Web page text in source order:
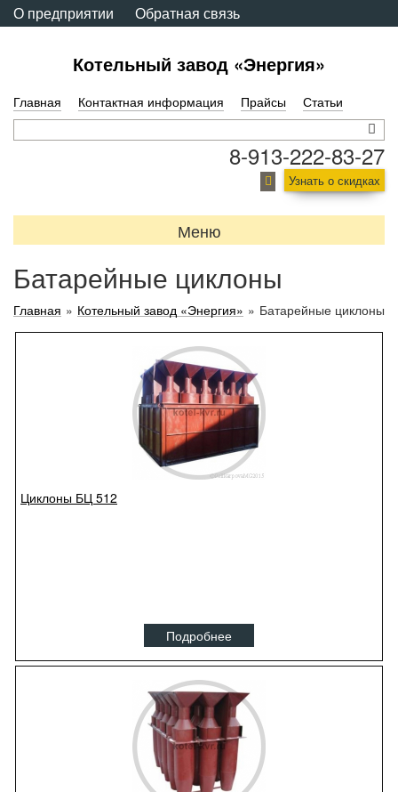
О предприятии Обратная связь
Котельный завод «Энергия»
Главная Контактная информация Прайсы Статьи
8-913-222-83-27
Узнать о скидках
Меню
Батарейные циклоны
Главная » Котельный завод «Энергия» » Батарейные циклоны
Циклоны БЦ 512
Подробнее